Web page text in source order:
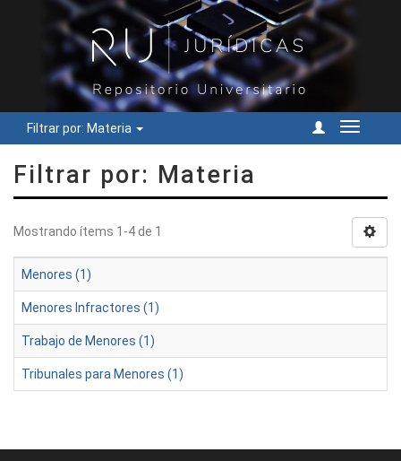
Filtrar por: Materia
Cambiar
Filtrar por: Materia
Mostrando ítems 1-4 de 1
Menores (1)
Menores Infractores (1)
Trabajo de Menores (1)
Tribunales para Menores (1)